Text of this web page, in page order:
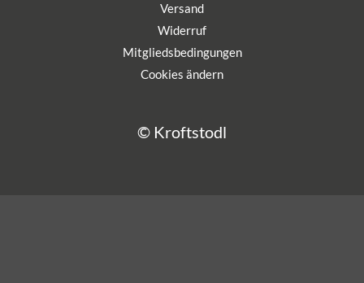
Versand
Widerruf
Mitgliedsbedingungen
Cookies ändern
© Kroftstodl